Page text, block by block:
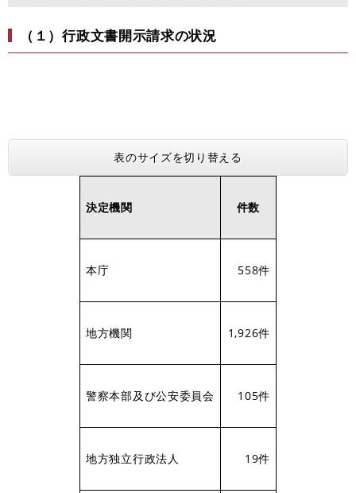
（１）行政文書開示請求の状況
表のサイズを切り替える
決定機関 件数
本庁 558件
地方機関 1,926件
警察本部及び公安委員会 105件
地方独立行政法人 19件